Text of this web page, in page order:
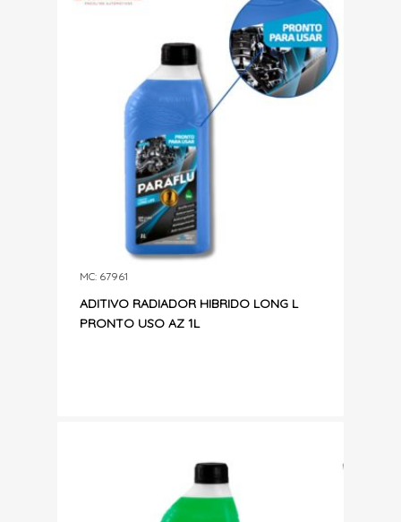
ADITIVO RADIADOR HIBRIDO LONG L
PRONTO USO AZ 1L
MC: 67961